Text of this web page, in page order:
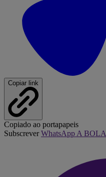
Copiar link
Copiado ao portapapeis
SubscreverWhatsApp A BOLA